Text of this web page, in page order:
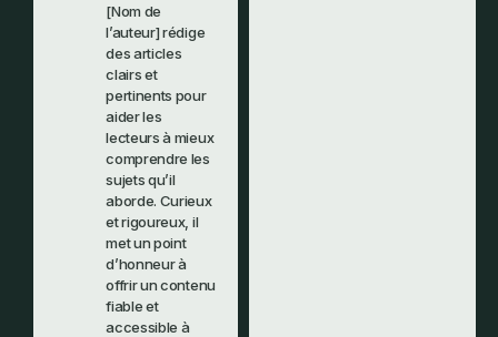
[Nom de
l’auteur] rédige
des articles
clairs et
pertinents pour
aider les
lecteurs à mieux
comprendre les
sujets qu’il
aborde. Curieux
et rigoureux, il
met un point
d’honneur à
offrir un contenu
fiable et
accessible à